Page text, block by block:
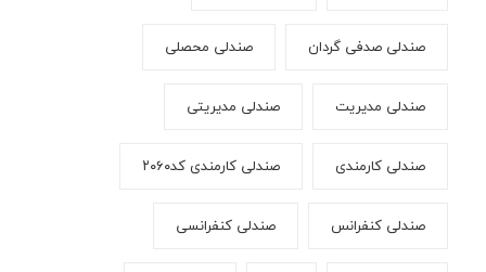
صندلی صدفی گردان صندلی محصلی
صندلی مدیریت صندلی مدیریتی
صندلی کارمندی صندلی کارمندی کد۲۰۶۰
صندلی کنفرانس صندلی کنفرانسی